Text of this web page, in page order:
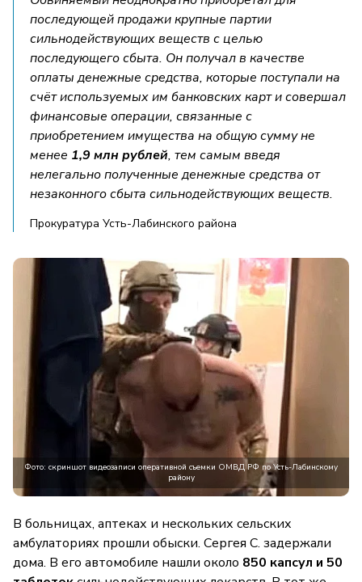
последующей продажи крупные партии
сильнодействующих веществ с целью
последующего сбыта. Он получал в качестве
оплаты денежные средства, которые поступали на
счёт используемых им банковских карт и совершал
финансовые операции, связанные с
приобретением имущества на общую сумму не
менее 1,9 млн рублей, тем самым введя
нелегально полученные денежные средства от
незаконного сбыта сильнодействующих веществ.
Прокуратура Усть-Лабинского района
Фото: скриншот видеозаписи оперативной съемки ОМВД РФ по Усть-Лабинскому
району
В больницах, аптеках и нескольких сельских
амбулаториях прошли обыски. Сергея С. задержали
дома. В его автомобиле нашли около 850 капсул и 50